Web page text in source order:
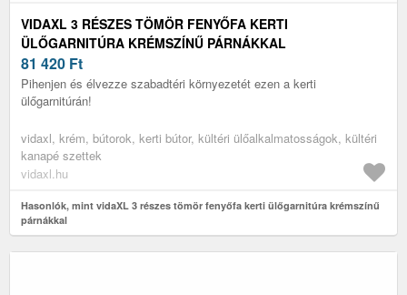
VIDAXL 3 RÉSZES TÖMÖR FENYŐFA KERTI
ÜLŐGARNITÚRA KRÉMSZÍNŰ PÁRNÁKKAL
81 420 Ft
Pihenjen és élvezze szabadtéri környezetét ezen a kerti
ülőgarnitúrán!
vidaxl, krém, bútorok, kerti bútor, kültéri ülőalkalmatosságok, kültéri
kanapé szettek
vidaxl.hu
Hasonlók, mint vidaXL 3 részes tömör fenyőfa kerti ülőgarnitúra krémszínű
párnákkal